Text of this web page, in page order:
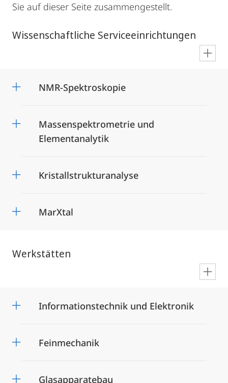
Sie auf dieser Seite zusammengestellt.
Wissenschaftliche Serviceeinrichtungen
NMR-Spektroskopie
Massenspektrometrie und
Elementanalytik
Kristallstrukturanalyse
MarXtal
Werkstätten
Informationstechnik und Elektronik
Feinmechanik
Glasapparatebau